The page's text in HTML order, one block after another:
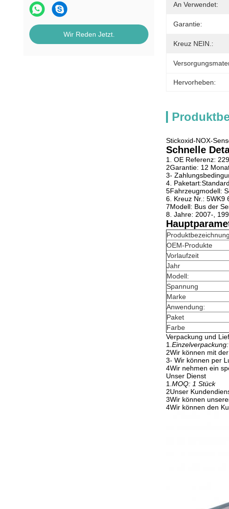
Wir Reden Jetzt.
An Verwendet:
Garantie:
Kreuz NEIN.:
Hervorheben:
Stickoxid-NOX-
Schnelle
1. OE Referenz:
2Garantie: 12
3-
4.
5Fahrzeugmodell:
6. Kreuz Nr.: 5WK9
7Modell: Bus der
8. Jahre: 2007-,
Produktbezeichnung
OEM-Produkte
Vorlaufzeit
Jahr
Modell:
Spannung
Marke
Anwendung:
Paket
Farbe
Verpackung und
1.
2Wir können mit
3- Wir können per
4Wir nehmen ein
Unser Dienst
1. MOQ: 1 Stück
2Unser
3Wir können
4Wir können den